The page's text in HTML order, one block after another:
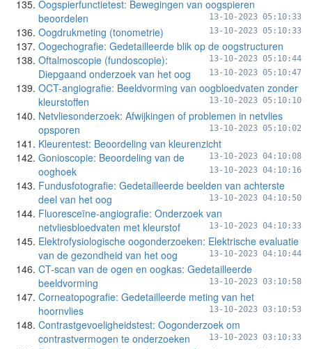
Oogspierfunctietest: Bewegingen van oogspieren
beoordelen
13-10-2023 05:10:33
Oogdrukmeting (tonometrie) 13-10-2023 05:10:33
Oogechografie: Gedetailleerde blik op de oogstructuren
13-10-2023 05:10:44
Oftalmoscopie (fundoscopie):
Diepgaand onderzoek van het oog
13-10-2023 05:10:47
OCT-angiografie: Beeldvorming van oogbloedvaten zonder
kleurstoffen
13-10-2023 05:10:10
Netvliesonderzoek: Afwijkingen of problemen in netvlies
opsporen
13-10-2023 05:10:02
Kleurentest: Beoordeling van kleurenzicht
13-10-2023 04:10:08
Gonioscopie: Beoordeling van de
ooghoek
13-10-2023 04:10:16
Fundusfotografie: Gedetailleerde beelden van achterste
deel van het oog
13-10-2023 04:10:50
Fluoresceïne-angiografie: Onderzoek van
netvliesbloedvaten met kleurstof
13-10-2023 04:10:33
Elektrofysiologische oogonderzoeken: Elektrische evaluatie
van de gezondheid van het oog
13-10-2023 04:10:44
CT-scan van de ogen en oogkas: Gedetailleerde
beeldvorming
13-10-2023 03:10:58
Corneatopografie: Gedetailleerde meting van het
hoornvlies
13-10-2023 03:10:53
Contrastgevoeligheidstest: Oogonderzoek om
contrastvermogen te onderzoeken
13-10-2023 03:10:33